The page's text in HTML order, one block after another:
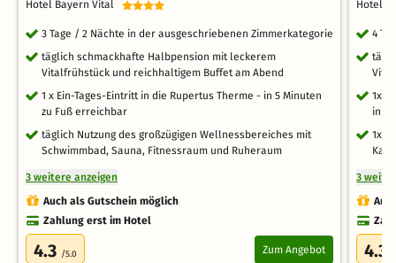
Hotel Bayern Vital
3 Tage / 2 Nächte in der ausgeschriebenen Zimmerkategorie
täglich schmackhafte Halbpension mit leckerem
Vitalfrühstück und reichhaltigem Buffet am Abend
1 x Ein-Tages-Eintritt in die Rupertus Therme - in 5 Minuten
zu Fuß erreichbar
täglich Nutzung des großzügigen Wellnessbereiches mit
Schwimmbad, Sauna, Fitnessraum und Ruheraum
3 weitere anzeigen
Auch als Gutschein möglich
Zahlung erst im Hotel
4.3 /5.0 Zum Angebot
Hotel
4
1x
in 5
1x
3
4.3